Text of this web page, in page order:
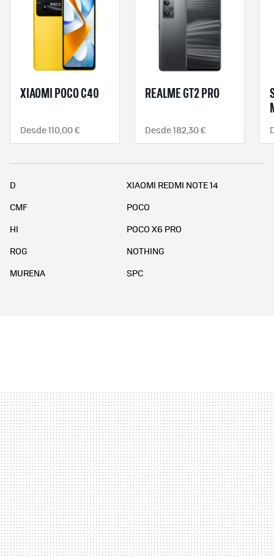
XIAOMI POCO C40
Desde 110,00 €
REALME GT2 PRO
Desde 182,30 €
D
XIAOMI REDMI NOTE 14
CMF
POCO
HI
POCO X6 PRO
ROG
NOTHING
MURENA
SPC